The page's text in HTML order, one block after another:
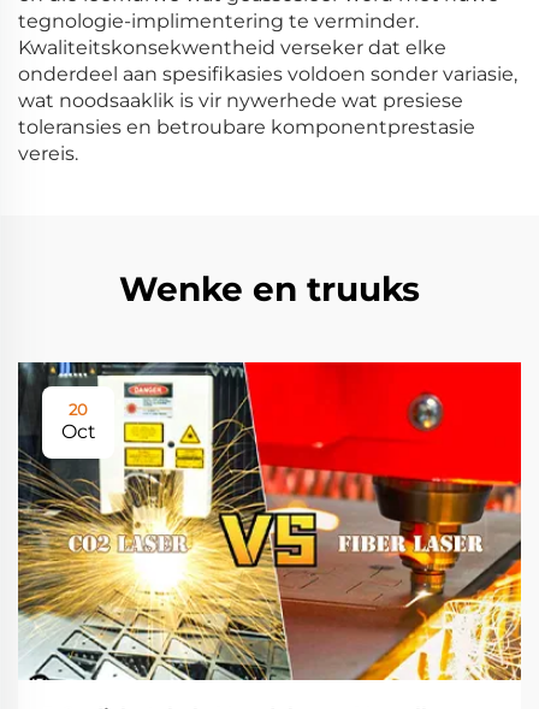
tegnologie-implimentering te verminder.
Kwaliteitskonsekwentheid verseker dat elke
onderdeel aan spesifikasies voldoen sonder variasie,
wat noodsaaklik is vir nywerhede wat presiese
toleransies en betroubare komponentprestasie
vereis.
Wenke en truuks
20
Oct